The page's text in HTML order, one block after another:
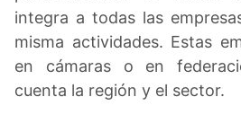
integra a todas las
misma actividades. Estas
en cámaras o en
cuenta la región y el sector.